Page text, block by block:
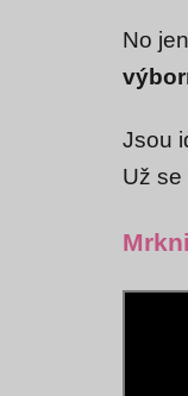
5
No
Jsou
Už se